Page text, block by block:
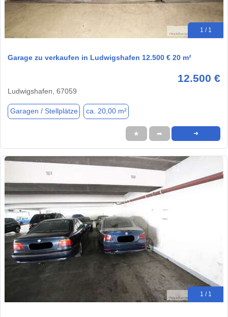
1 / 1
Garage zu verkaufen in Ludwigshafen 12.500 € 20 m²
12.500 €
Ludwigshafen, 67059
Garagen / Stellplätze ca. 20,00 m²
★ ➦ ➜
1 / 1